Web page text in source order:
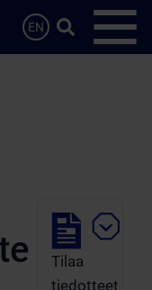
EN
Hae…
Avaa
Tilaa
tiedotteet